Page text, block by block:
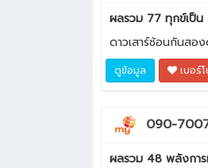
ผลรวม 77 ทุกข์เป็น
ดาวเสาร์ซ้อนกันสอ
ดูข้อมูล เบอร์
090-
ผลรวม 48 พลังกา